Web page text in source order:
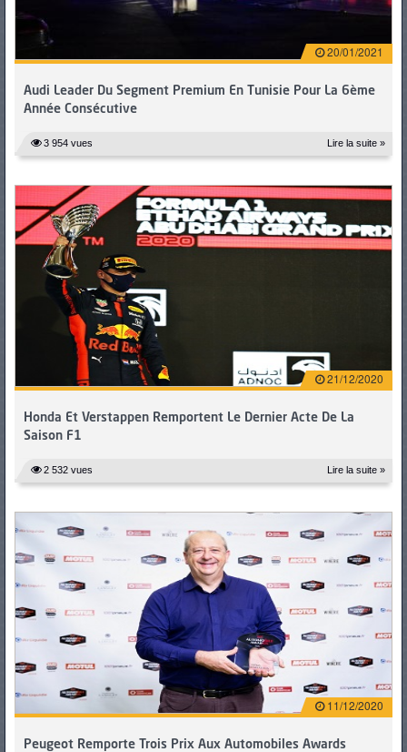
20/01/2021
Audi Leader Du Segment Premium En Tunisie Pour La 6ème
Année Consécutive
3 954 vues Lire la suite »
21/12/2020
Honda Et Verstappen Remportent Le Dernier Acte De La
Saison F1
2 532 vues Lire la suite »
11/12/2020
Peugeot Remporte Trois Prix Aux Automobiles Awards